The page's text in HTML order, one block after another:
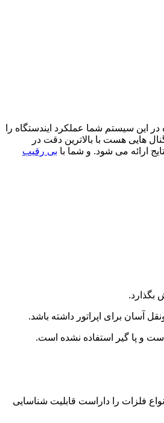
استفاده در این سیستم شما عملکرد ایندستگاه را
بر اساس متد پردازش و تحلیل سیگنال هایی هست با بالاترین دقت در
ارائه می شود. و شما با بی رقیب
آسان برای اپراتور داشته باشد.
و پا گیر استفاده نشده است.
فلزات را داراست قابلیت شناسایی